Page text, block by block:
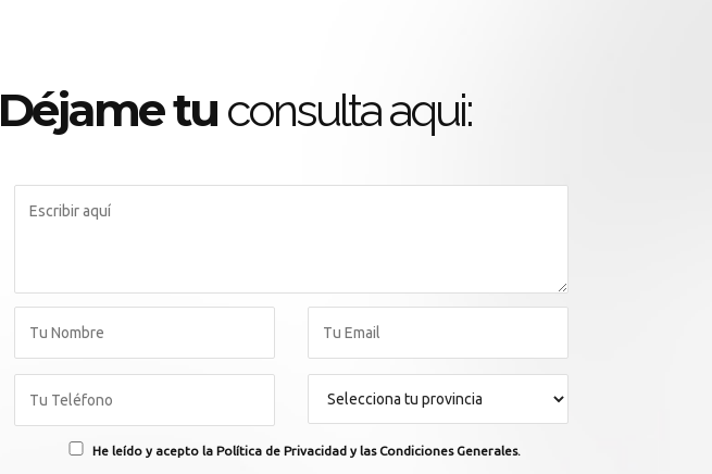
Déjame tu consulta aqui:
He leído y acepto la Política de Privacidad y las Condiciones Generales.